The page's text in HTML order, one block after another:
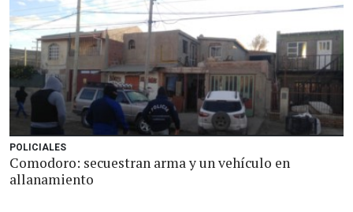
POLICIALES
Comodoro: secuestran arma y un vehículo en
allanamiento